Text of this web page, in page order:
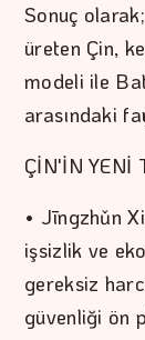
Sonuç
üreten Çin,
modeli ile
arasındaki
ÇİN'İN YENİ
• Jīngzhǔn
işsizlik ve
gereksiz
güvenliği ön